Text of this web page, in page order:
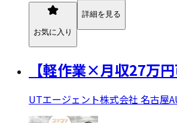
お気に入り
詳細を見る
【軽作業×月収27万
UTエージェント株式会社 名古屋